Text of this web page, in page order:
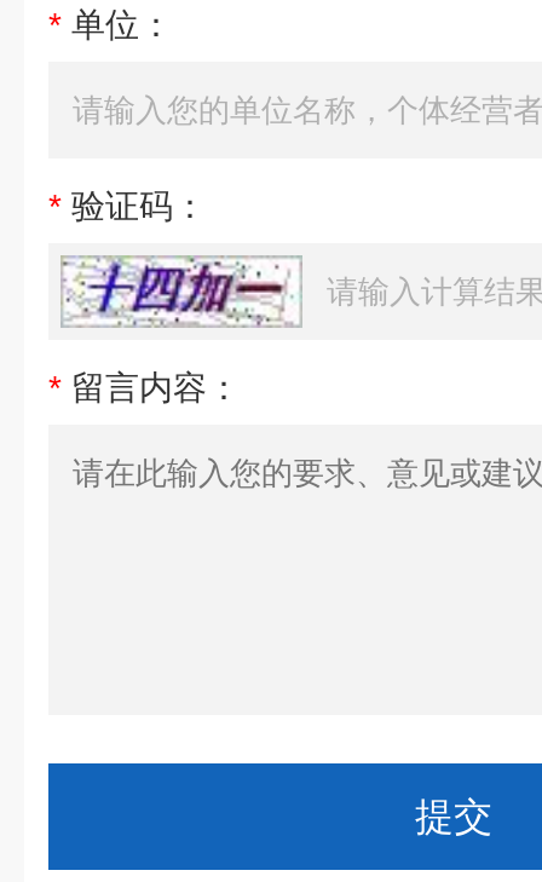
* 单位：
* 验证码：
* 留言内容：